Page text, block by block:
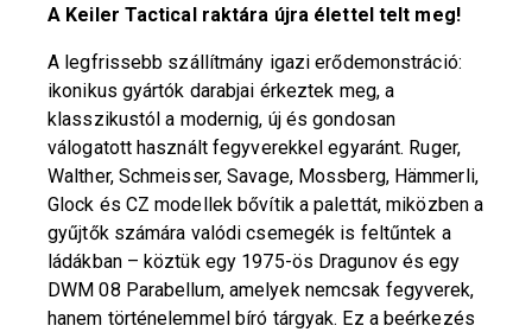
A Keiler Tactical raktára újra élettel telt meg!
A legfrissebb szállítmány igazi erődemonstráció:
ikonikus gyártók darabjai érkeztek meg, a
klasszikustól a modernig, új és gondosan
válogatott használt fegyverekkel egyaránt. Ruger,
Walther, Schmeisser, Savage, Mossberg, Hämmerli,
Glock és CZ modellek bővítik a palettát, miközben a
gyűjtők számára valódi csemegék is feltűntek a
ládákban – köztük egy 1975-ös Dragunov és egy
DWM 08 Parabellum, amelyek nemcsak fegyverek,
hanem történelemmel bíró tárgyak. Ez a beérkezés